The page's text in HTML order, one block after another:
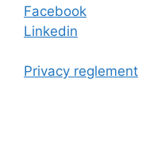
Facebook
Linkedin
Privacy reglement